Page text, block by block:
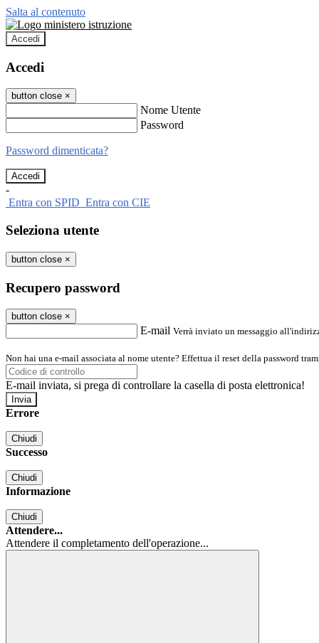
Salta al contenuto
Accedi
Accedi
button close ×
Nome Utente
Password
Password dimenticata?
-
Entra con SPID Entra con CIE
Seleziona utente
button close ×
Recupero password
button close ×
E-mail Verrà inviato un messaggio
Non hai una e-mail associata al nome utente? Effettua il reset della password
E-mail inviata, si prega di controllare la casella di posta elettronica!
Errore
Chiudi
Successo
Chiudi
Informazione
Chiudi
Attendere...
Attendere il completamento dell'operazione...